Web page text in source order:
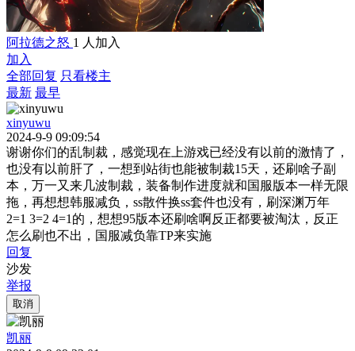
阿拉德之怒 1 人加入
加入
全部回复 只看楼主
最新 最早
xinyuwu
2024-9-9 09:09:54
谢谢你们的乱制裁，感觉现在上游戏已经没有以前的激情了，
也没有以前肝了，一想到站街也能被制裁15天，还刷啥子副
本，万一又来几波制裁，装备制作进度就和国服版本一样无限
拖，再想想韩服减负，ss散件换ss套件也没有，刷深渊万年
2=1 3=2 4=1的，想想95版本还刷啥啊反正都要被淘汰，反正
怎么刷也不出，国服减负靠TP来实施
回复
沙发
举报
取消
凯丽